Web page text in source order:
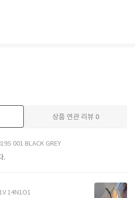
상품 연관 리뷰 0
001 BLACK GREY
.
14N1O1